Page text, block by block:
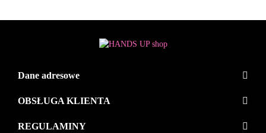
Dane adresowe
OBSŁUGA KLIENTA
REGULAMINY